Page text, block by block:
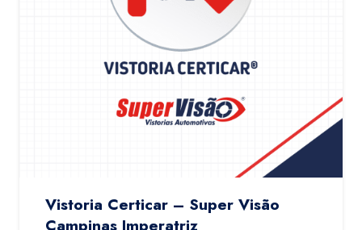
Vistoria Certicar – Super Visão
Campinas Imperatriz